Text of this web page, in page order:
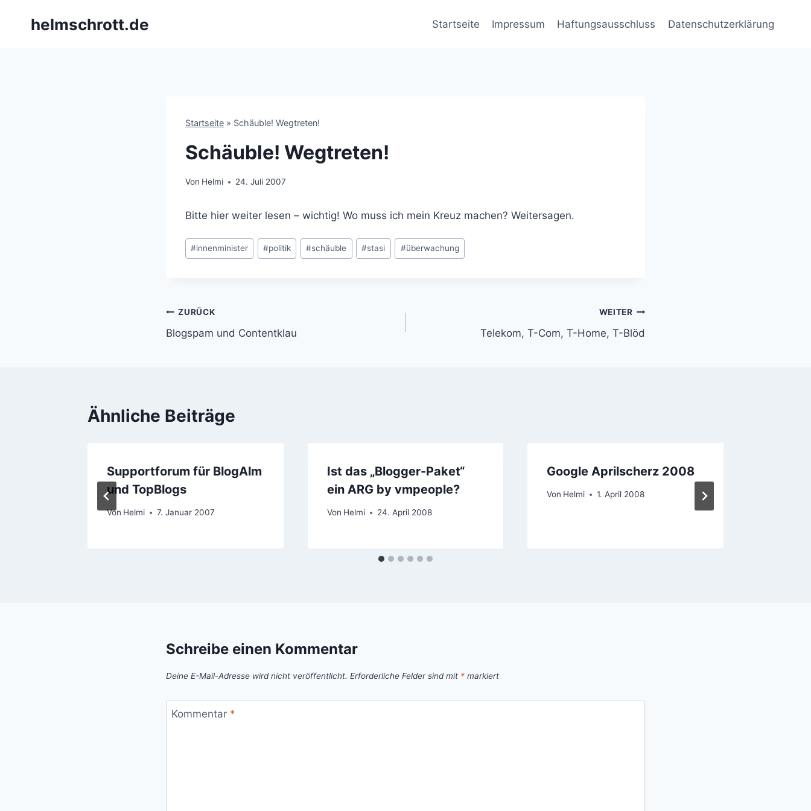
helmschrott.de Startseite Impressum Haftungsausschluss Datenschutzerklärung
Startseite » Schäuble! Wegtreten!
Schäuble! Wegtreten!
Von Helmi 24. Juli 2007
Bitte hier weiter lesen – wichtig! Wo muss ich mein Kreuz machen? Weitersagen.
Schlagworte:
#innenminister #politik #schäuble #stasi #überwachung
Beitragsnavigation
ZURÜCK
Blogspam und Contentklau
WEITER
Telekom, T-Com, T-Home, T-Blöd
Ähnliche Beiträge
Supportforum für BlogAlm
und TopBlogs
Von Helmi 7. Januar 2007
Ist das „Blogger-Paket“
ein ARG by vmpeople?
Von Helmi 24. April 2008
Google Aprilscherz 2008
Von Helmi 1. April 2008
Schreibe einen Kommentar
Deine E-Mail-Adresse wird nicht veröffentlicht. Erforderliche Felder sind mit * markiert
Kommentar *